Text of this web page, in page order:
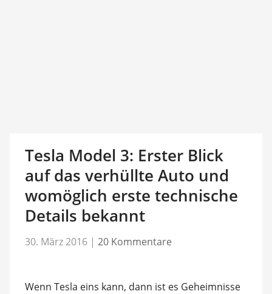
Tesla Model 3: Erster Blick
auf das verhüllte Auto und
womöglich erste technische
Details bekannt
30. März 2016 | 20 Kommentare
Wenn Tesla eins kann, dann ist es Geheimnisse